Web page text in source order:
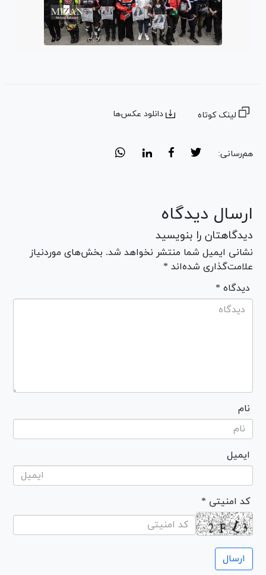
لینک کوتاه دانلود عکس‌ها
هم‌رسانی:
ارسال دیدگاه
دیدگاهتان را بنویسید
نشانی ایمیل شما منتشر نخواهد شد. بخش‌های موردنیاز
علامت‌گذاری شده‌اند *
* دیدگاه
نام
ایمیل
* کد امنیتی